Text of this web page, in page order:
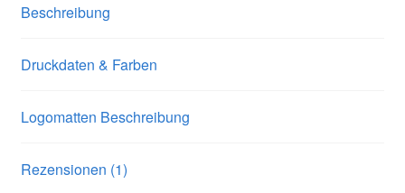
Beschreibung
Druckdaten & Farben
Logomatten Beschreibung
Rezensionen (1)